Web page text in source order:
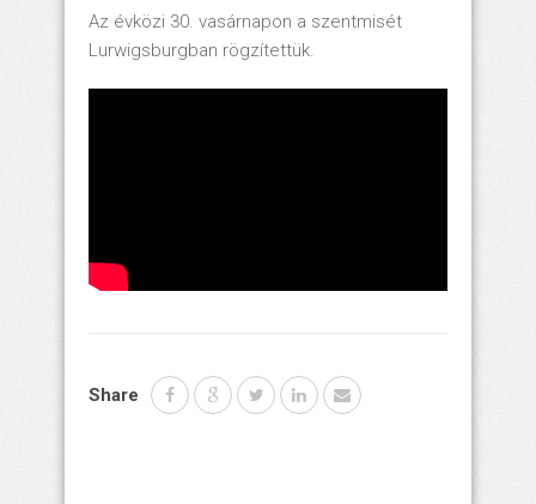
Az évközi 30. vasárnapon a szentmisét
Lurwigsburgban rögzítettük.
Share